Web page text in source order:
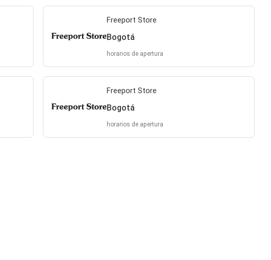
Freeport Store
Bogotá
horarios de apertura
Freeport Store
Bogotá
horarios de apertura